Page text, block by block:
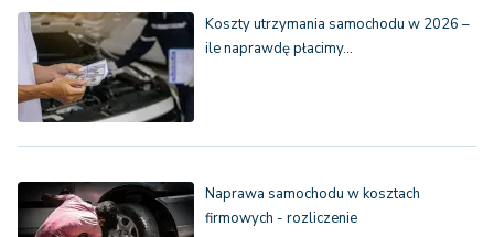
Koszty utrzymania samochodu w 2026 –
ile naprawdę płacimy…
Naprawa samochodu w kosztach
firmowych - rozliczenie